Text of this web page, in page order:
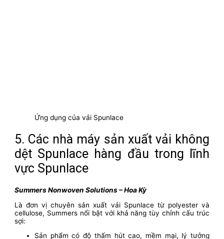
Ứng dụng của vải Spunlace
5. Các nhà máy sản xuất vải không
dệt Spunlace hàng đầu trong lĩnh
vực Spunlace
Summers Nonwoven Solutions – Hoa Kỳ
Là đơn vị chuyên sản xuất vải Spunlace từ polyester và
cellulose, Summers nổi bật với khả năng tùy chỉnh cấu trúc
sợi:
Sản phẩm có độ thấm hút cao, mềm mại, lý tưởng